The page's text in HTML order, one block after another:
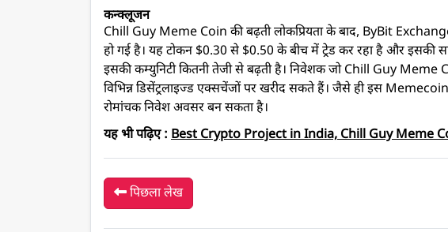
कन्क्लूजन
Chill Guy Meme Coin की बढ़ती लोकप्रियता के बाद, ByBit
हो गई है। यह टोकन $0.30 से $0.50 के बीच में ट्रेड कर रहा है और इसकी
इसकी कम्युनिटी कितनी तेजी से बढ़ती है। निवेशक जो Chill Guy
विभिन्न डिसेंट्रलाइज्ड एक्सचेंजों पर खरीद सकते हैं। जैसे ही इस
रोमांचक निवेश अवसर बन सकता है।
यह भी पढ़िए : Best Crypto Project in India, Chill Guy Meme
पिछला लेख